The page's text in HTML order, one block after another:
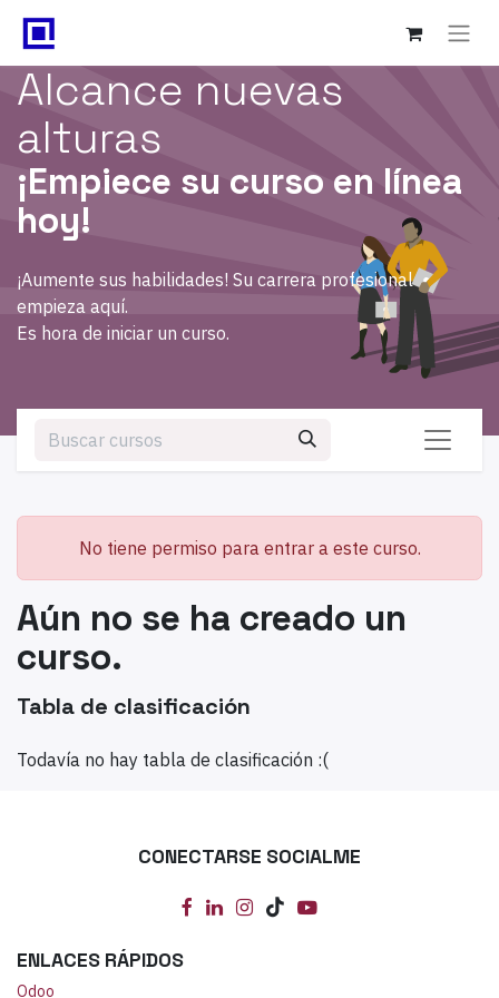
Alcance nuevas
alturas
¡Empiece su curso en línea
hoy!
¡Aumente sus habilidades! Su carrera profesional
empieza aquí.
Es hora de iniciar un curso.
Tabla de clasificación
Todavía no hay tabla de clasificación :(
No tiene permiso para entrar a este curso.
Aún no se ha creado un
curso.
CONECTARSE SOCIALME
ENLACES RÁPIDOS
Odoo